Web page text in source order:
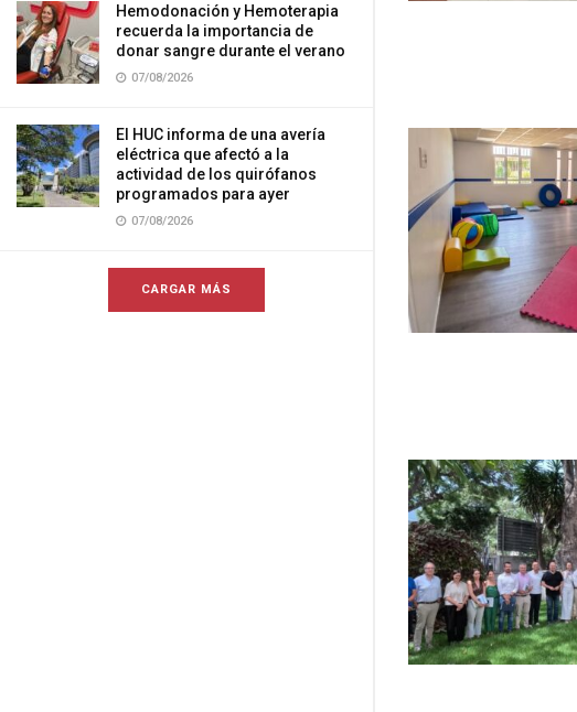
Hemodonación y Hemoterapia
recuerda la importancia de
donar sangre durante el verano
07/08/2026
El HUC informa de una avería
eléctrica que afectó a la
actividad de los quirófanos
programados para ayer
07/08/2026
CARGAR MÁS